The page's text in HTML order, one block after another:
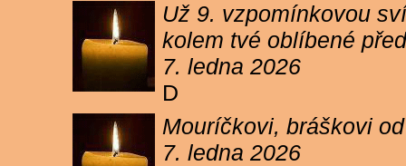
Už 9. vzpomínkovou
kolem tvé oblíbené
7. ledna 2026
D
Mouríčkovi, bráškovi
7. ledna 2026